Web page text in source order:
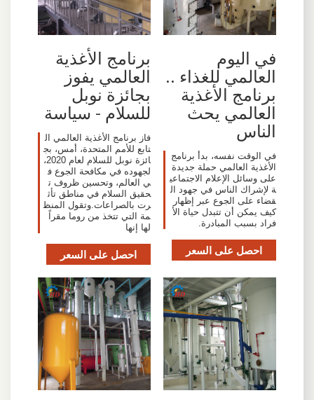
في اليوم
العالمي للغذاء ..
برنامج الأغذية
العالمي يحث
الناس
في الوقت نفسه، بدأ برنامج
الأغذية العالمي حملة جديدة
على وسائل الإعلام الاجتماعي
ة لإشراك الناس في جهود ال
قضاء على الجوع عبر إظهار
كيف يمكن أن تتبدل حياة الأ
فراد بسبب المبادرة.
احصل على السعر
برنامج الأغذية
العالمي يفوز
بجائزة نوبل
للسلام - سياسة
فاز برنامج الأغذية العالمي ال
تابع للأمم المتحدة، أمس، بج
ائزة نوبل للسلام لعام 2020،
لجهوده في مكافحة الجوع ف
ي العالم، وتحسين ظروف ت
حقيق السلام في مناطق تأث
رت بالصراعات.وتقول المنظ
مة التي تتخذ من روما مقراً
لها إنها
احصل على السعر